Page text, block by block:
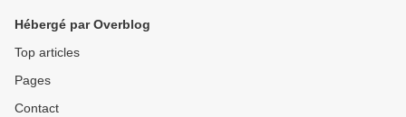
Hébergé par Overblog
Top articles
Pages
Contact